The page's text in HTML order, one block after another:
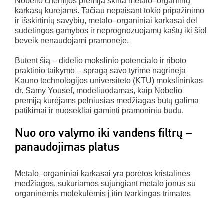
karkasų kūrėjams. Tačiau nepaisant tokio pripažinimo
ir išskirtinių savybių, metalo–organiniai karkasai dėl
sudėtingos gamybos ir neprognozuojamų kaštų iki šiol
beveik nenaudojami pramonėje.
Būtent šią – didelio mokslinio potencialo ir riboto
praktinio taikymo – spragą savo tyrime nagrinėja
Kauno technologijos universiteto (KTU) mokslininkas
dr. Samy Yousef, modeliuodamas, kaip Nobelio
premiją kūrėjams pelniusias medžiagas būtų galima
patikimai ir nuosekliai gaminti pramoniniu būdu.
Nuo oro valymo iki vandens filtrų –
panaudojimas platus
Metalo–organiniai karkasai yra porėtos kristalinės
medžiagos, sukuriamos sujungiant metalo jonus su
organinėmis molekulėmis į itin tvarkingas trimates